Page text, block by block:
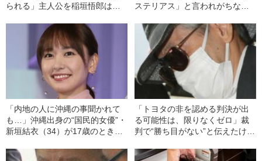
られる」主人公を稲垣悟郎はど
ステリアス」と言われがちな稲
「内地の人に沖縄の事聞かれて
も…」沖縄出身の“国民的女優”・
新垣結衣（34）が17歳のときに
「トヨタの非を認める判決が出
る可能性は、限りなくゼロ」裁
判で“勝ち目がない”と伝えたけれ
幸三を説得できなかった「長男